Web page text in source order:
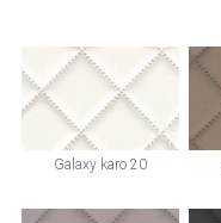
Galaxy karo 20